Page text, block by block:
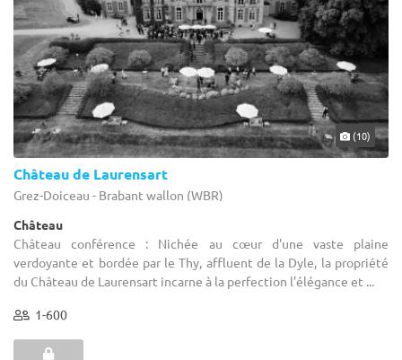
(10)
Château de Laurensart
Grez-Doiceau - Brabant wallon (WBR)
Château
Château conférence : Nichée au cœur d'une vaste plaine
verdoyante et bordée par le Thy, affluent de la Dyle, la propriété
du Château de Laurensart incarne à la perfection l’élégance et ...
1-600